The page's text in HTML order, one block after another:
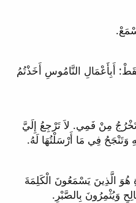
أَبِأَعْمَالِ النَّامُوسِ أَخَذْتُمُ
تَخْرُجُ مِنْ فَمِي. لاَ تَرْجِعُ إِلَيَّ
فِي مَا أَرْسَلْتُهَا لَهُ.
هُوَ الَّذِينَ يَسْمَعُونَ الْكَلِمَةَ
وَيُثْمِرُونَ بِالصَّبْرِ.